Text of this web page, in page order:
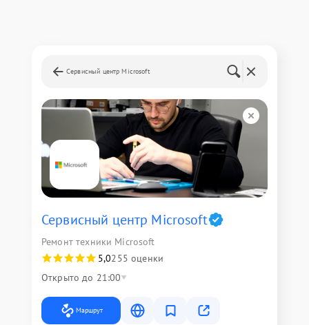
Сервисный центр Microsoft
Сервисный центр Microsoft
Ремонт техники Microsoft
5,0255 оценки
Открыто до 21:00
Маршрут